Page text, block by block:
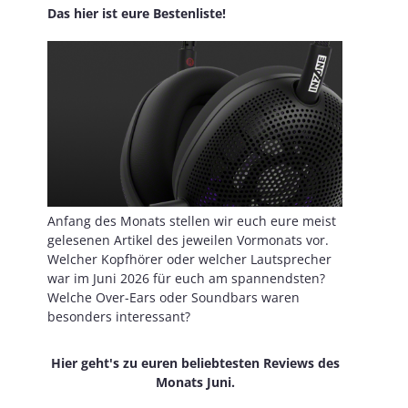
Das hier ist eure Bestenliste!
Anfang des Monats stellen wir euch eure meist
gelesenen Artikel des jeweilen Vormonats vor.
Welcher Kopfhörer oder welcher Lautsprecher
war im Juni 2026 für euch am spannendsten?
Welche Over-Ears oder Soundbars waren
besonders interessant?
Hier geht's zu euren beliebtesten Reviews des
Monats Juni.